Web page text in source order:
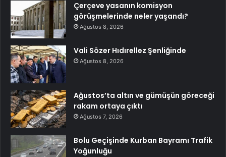
Çerçeve yasanın komisyon
görüşmelerinde neler yaşandı?
Ağustos 8, 2026
Vali Sözer Hıdırellez Şenliğinde
Ağustos 8, 2026
Ağustos’ta altın ve gümüşün göreceği
rakam ortaya çıktı
Ağustos 7, 2026
Bolu Geçişinde Kurban Bayramı Trafik
Yoğunluğu